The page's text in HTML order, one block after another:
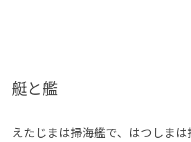
艇と艦
えたじまは掃海艦で、はつしまは